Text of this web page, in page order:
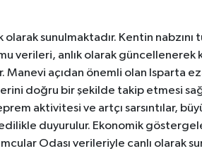
sunulmaktadır. Kentin
verileri, anlık olarak güncellenerek
Manevi açıdan önemli olan Isparta
doğru bir şekilde takip etmesi
aktivitesi ve artçı sarsıntılar,
duyurulur. Ekonomik
Odası verileriyle canlı olarak